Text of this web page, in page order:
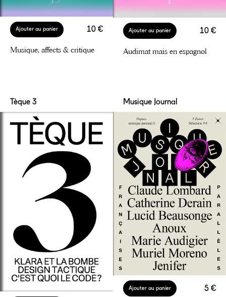
10 €
Ajouter au panier
Musique, affects & critique
10 €
Ajouter au panier
Audimat mais en espagnol
Tèque 3
5 €
Ajouter au panier
Musique Journal